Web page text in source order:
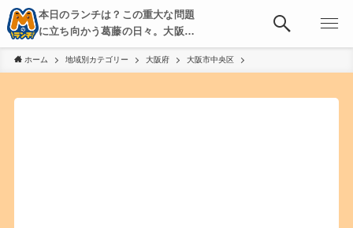
本日のランチは？この重大な問題
に立ち向かう葛藤の日々。大阪・
京都・神戸を中心とした食べ歩
き、飲み歩きを綴る。
ホーム 地域別カテゴリー 大阪府 大阪市中央区